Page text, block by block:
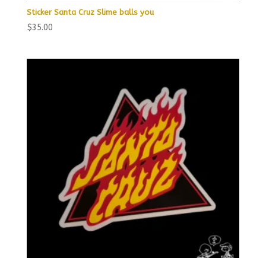
Sticker Santa Cruz Slime balls you
$35.00